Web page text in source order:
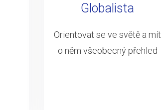
Globalista
Orientovat se ve světě a mít
o něm všeobecný přehled